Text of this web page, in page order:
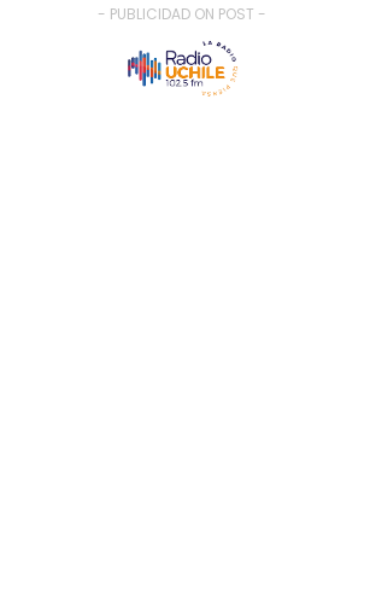
- PUBLICIDAD ON POST -